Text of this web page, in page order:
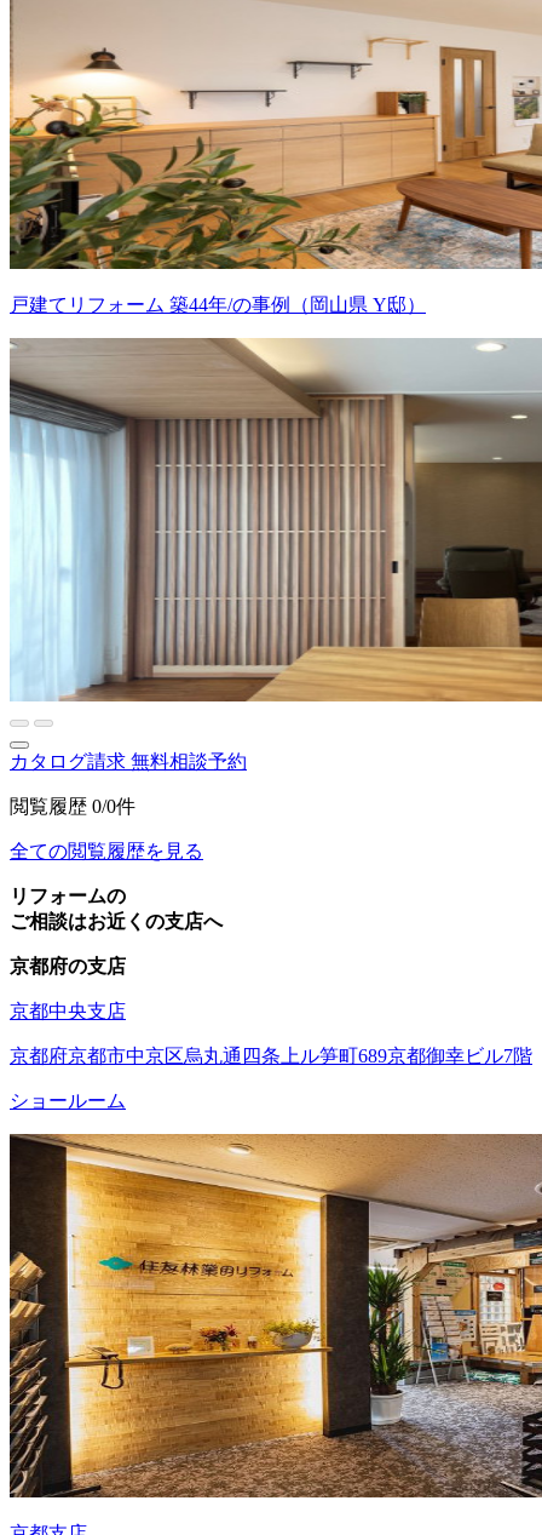
戸建てリフォーム 築44年/の事例（岡山県 Y邸）
カタログ請求 無料相談予約
閲覧履歴 0/0件
全ての閲覧履歴を見る
リフォームの
ご相談はお近くの支店へ
京都府の支店
京都中央支店
京都府京都市中京区烏丸通四条上ル笋町689京都御幸ビル7階
ショールーム